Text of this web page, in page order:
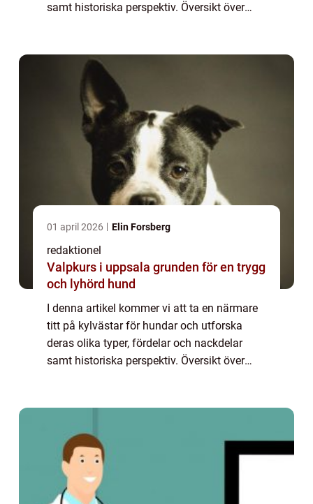
samt historiska perspektiv. Översikt över
01 april 2026 Elin Forsberg
redaktionel
Valpkurs i uppsala grunden för en trygg
och lyhörd hund
I denna artikel kommer vi att ta en närmare
titt på kylvästar för hundar och utforska
deras olika typer, fördelar och nackdelar
samt historiska perspektiv. Översikt över